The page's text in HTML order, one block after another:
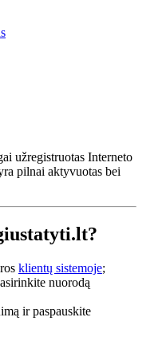
užregistruotas Interneto
pilnai aktyvuotas bei
klientų sistemoje;
nuorodą
ir paspauskite